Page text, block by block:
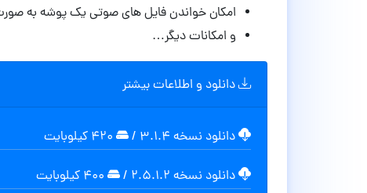
امکان خواندن فایل های صوتی یک پوشه به
و امکانات دیگر…
دانلود و اطلاعات بیشتر
دانلود نسخه ۳.۱.۴ /
دانلود نسخه ۲.۵.۱.۲ /